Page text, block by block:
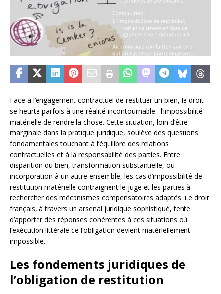
Face à l’engagement contractuel de restituer un bien, le droit
se heurte parfois à une réalité incontournable : l’impossibilité
matérielle de rendre la chose. Cette situation, loin d’être
marginale dans la pratique juridique, soulève des questions
fondamentales touchant à l’équilibre des relations
contractuelles et à la responsabilité des parties. Entre
disparition du bien, transformation substantielle, ou
incorporation à un autre ensemble, les cas d’impossibilité de
restitution matérielle contraignent le juge et les parties à
rechercher des mécanismes compensatoires adaptés. Le droit
français, à travers un arsenal juridique sophistiqué, tente
d’apporter des réponses cohérentes à ces situations où
l’exécution littérale de l’obligation devient matériellement
impossible.
Les fondements juridiques de
l’obligation de restitution